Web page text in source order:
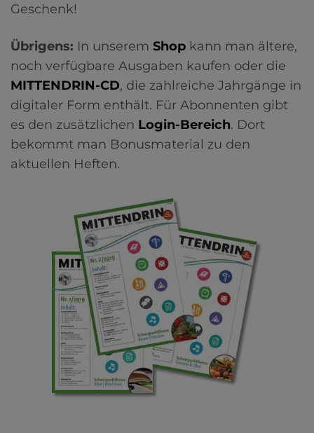
Geschenk!
Übrigens: In unseremShop kann man ältere,
noch verfügbare Ausgaben kaufen oder die
MITTENDRIN-CD, die zahlreiche Jahrgänge in
digitaler Form enthält. Für Abonnenten gibt
es den zusätzlichen Login-Bereich. Dort
bekommt man Bonusmaterial zu den
aktuellen Heften.